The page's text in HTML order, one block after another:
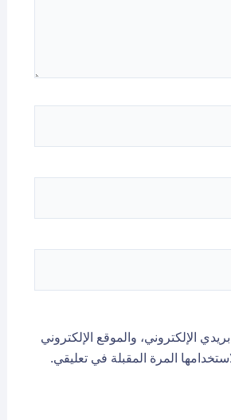
الإلكتروني، والموقع الإلكتروني
المرة المقبلة في تعليقي.